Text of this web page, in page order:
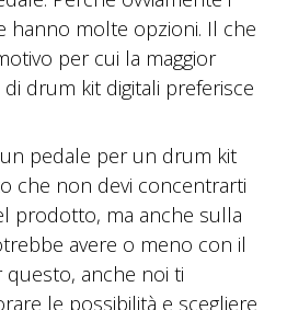
hanno molte opzioni. Il che
per cui la maggior
drum kit digitali preferisce
pedale per un drum kit
che non devi concentrarti
prodotto, ma anche sulla
avere o meno con il
questo, anche noi ti
le possibilità e scegliere